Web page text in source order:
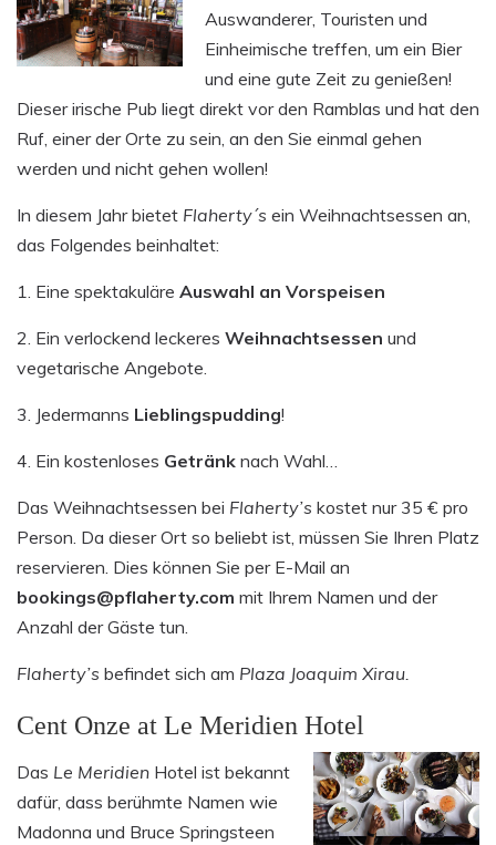
Auswanderer, Touristen und
Einheimische treffen, um ein Bier
und eine gute Zeit zu genießen!
Dieser irische Pub liegt direkt vor den Ramblas und hat den
Ruf, einer der Orte zu sein, an den Sie einmal gehen
werden und nicht gehen wollen!
In diesem Jahr bietet Flaherty´s ein Weihnachtsessen an,
das Folgendes beinhaltet:
1. Eine spektakuläre Auswahl an Vorspeisen
2. Ein verlockend leckeres Weihnachtsessen und
vegetarische Angebote.
3. Jedermanns Lieblingspudding!
4. Ein kostenloses Getränk nach Wahl…
Das Weihnachtsessen bei Flaherty’s kostet nur 35 € pro
Person. Da dieser Ort so beliebt ist, müssen Sie Ihren Platz
reservieren. Dies können Sie per E-Mail an
bookings@pflaherty.com mit Ihrem Namen und der
Anzahl der Gäste tun.
Flaherty’s befindet sich am Plaza Joaquim Xirau.
Cent Onze at Le Meridien Hotel
Das Le Meridien Hotel ist bekannt
dafür, dass berühmte Namen wie
Madonna und Bruce Springsteen